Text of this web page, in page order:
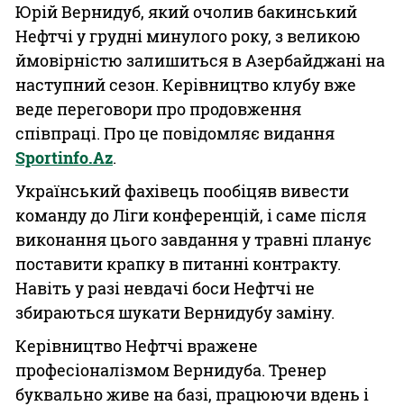
Юрій Вернидуб, який очолив бакинський
Нефтчі у грудні минулого року, з великою
ймовірністю залишиться в Азербайджані на
наступний сезон. Керівництво клубу вже
веде переговори про продовження
співпраці. Про це повідомляє видання
Sportinfo.Аz.
Український фахівець пообіцяв вивести
команду до Ліги конференцій, і саме після
виконання цього завдання у травні планує
поставити крапку в питанні контракту.
Навіть у разі невдачі боси Нефтчі не
збираються шукати Вернидубу заміну.
Керівництво Нефтчі вражене
професіоналізмом Вернидуба. Тренер
буквально живе на базі, працюючи вдень і